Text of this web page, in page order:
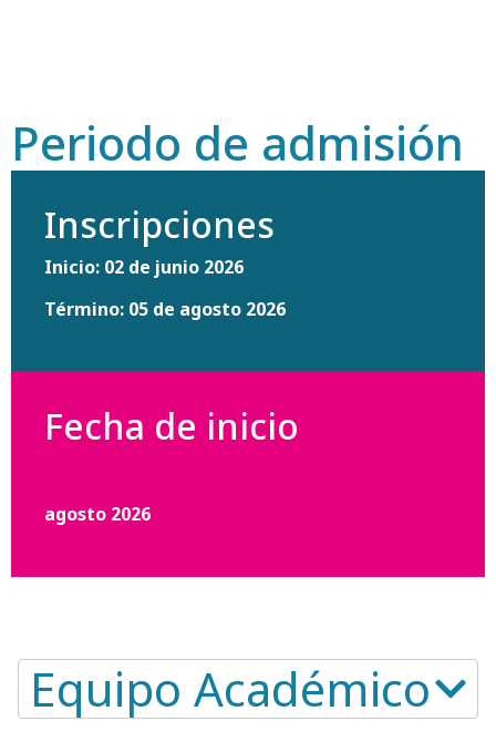
Periodo de admisión
Inscripciones
Inicio: 02 de junio 2026
Término: 05 de agosto 2026
Fecha de inicio
agosto 2026
Equipo Académico​